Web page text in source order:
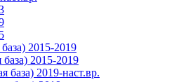
2015-2019
база) 2015-2019
база) 2019-наст.вр.